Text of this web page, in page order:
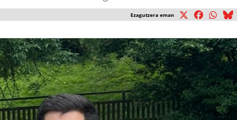
Ezagutzera eman